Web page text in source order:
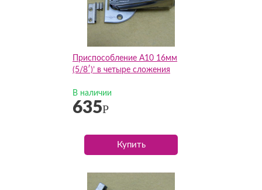
Приспособление А10 16мм
(5/8′)’ в четыре сложения
В наличии
635Р
Купить